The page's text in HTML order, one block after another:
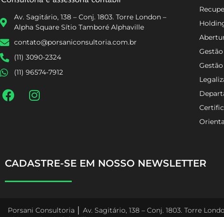
Av. Sagitário, 138 – Conj. 1803. Torre London –
Alpha Square Sítio Tamboré Alphaville
contato@porsaniconsultoria.com.br
(11) 3090-2324
(11) 96574-7912
CADASTRE-SE EM NOSSO NEWSLETTER
Porsani Consultoria │ Av. Sagitário, 138 – Conj. 1803. Torre